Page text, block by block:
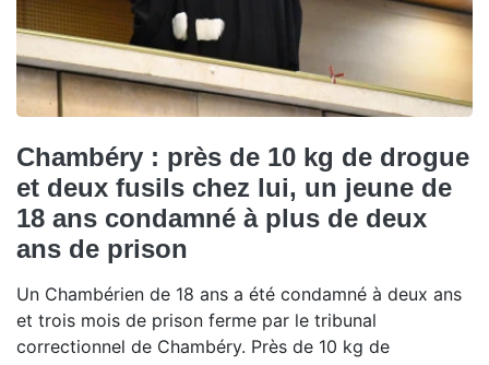
Chambéry : près de 10 kg de drogue
et deux fusils chez lui, un jeune de
18 ans condamné à plus de deux
ans de prison
Un Chambérien de 18 ans a été condamné à deux ans
et trois mois de prison ferme par le tribunal
correctionnel de Chambéry. Près de 10 kg de